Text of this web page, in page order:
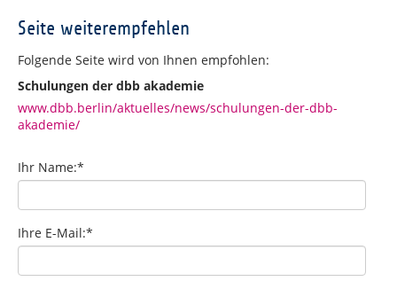
Seite weiterempfehlen
Folgende Seite wird von Ihnen empfohlen:
Schulungen der dbb akademie
www.dbb.berlin/aktuelles/news/schulungen-der-dbb-
akademie/
Ihr Name:*
Ihre E-Mail:*